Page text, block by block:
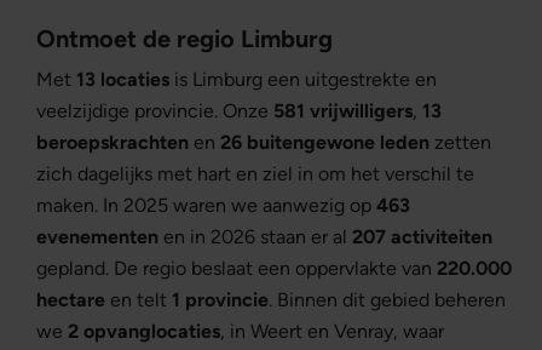
Ontmoet de regio Limburg
Met 13 locaties is Limburg een uitgestrekte en
veelzijdige provincie. Onze 581 vrijwilligers, 13
beroepskrachten en 26 buitengewone leden zetten
zich dagelijks met hart en ziel in om het verschil te
maken. In 2025 waren we aanwezig op 463
evenementen en in 2026 staan er al 207 activiteiten
gepland. De regio beslaat een oppervlakte van 220.000
hectare en telt 1 provincie. Binnen dit gebied beheren
we 2 opvanglocaties, in Weert en Venray, waar